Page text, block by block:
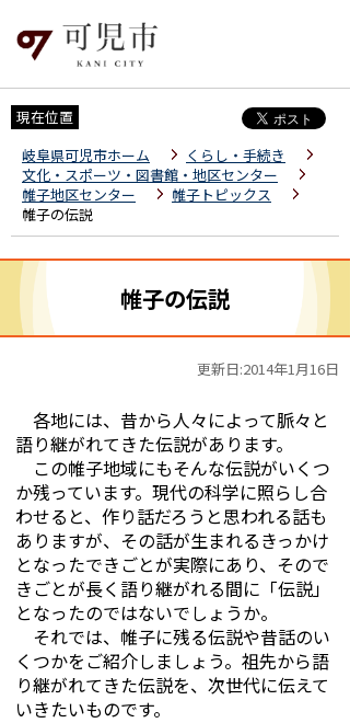
現在位置
岐阜県可児市ホーム
くらし・手続き
文化・スポーツ・図書館・地区センター
帷子地区センター
帷子トピックス
帷子の伝説
帷子の伝説
更新日:2014年1月16日
各地には、昔から人々によって脈々と
語り継がれてきた伝説があります。
この帷子地域にもそんな伝説がいくつ
か残っています。現代の科学に照らし合
わせると、作り話だろうと思われる話も
ありますが、その話が生まれるきっかけ
となったできごとが実際にあり、そので
きごとが長く語り継がれる間に「伝説」
となったのではないでしょうか。
それでは、帷子に残る伝説や昔話のい
くつかをご紹介しましょう。祖先から語
り継がれてきた伝説を、次世代に伝えて
いきたいものです。